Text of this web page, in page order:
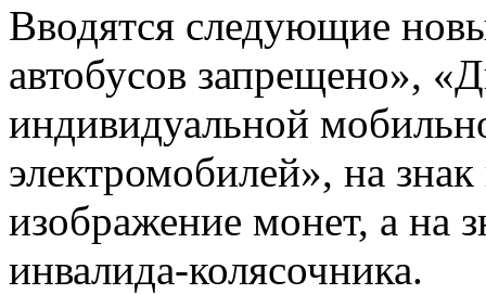
Вводятся следующие
автобусов запрещено»,
индивидуальной
электромобилей», на
изображение монет, а на
инвалида-колясочника.